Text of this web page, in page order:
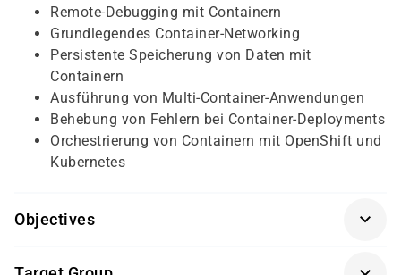
Remote-Debugging mit Containern
Grundlegendes Container-Networking
Persistente Speicherung von Daten mit
Containern
Ausführung von Multi-Container-Anwendungen
Behebung von Fehlern bei Container-Deployments
Orchestrierung von Containern mit OpenShift und
Kubernetes
Objectives
Teilnahme an unserem kostenlosen